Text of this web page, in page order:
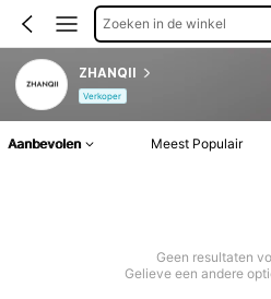
Zoeken in de winkel
ZHANQII
Verkoper
Aanbevolen Meest Populair
Geen resultaten
Gelieve een andere